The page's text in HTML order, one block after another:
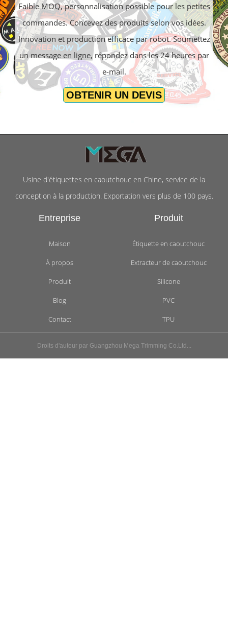
Faible MOQ, personnalisation possible pour les petites
commandes. Concevez des produits selon vos idées.
Innovation et production efficace par robot. Soumettez
un message en ligne, répondez dans les 24 heures par
e-mail.
OBTENIR UN DEVIS
Usine d'étiquettes en caoutchouc en Chine, service de la
conception à la production. Exportation vers plus de 100 pays.
Entreprise
Maison
À propos
Produit
Blog
Contact
Produit
Étiquette en caoutchouc
Extracteur de caoutchouc
Silicone
PVC
TPU
Droits d'auteur par Guangzhou Mega Trimming Co.Ltd...